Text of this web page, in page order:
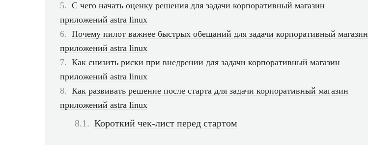
С чего начать оценку решения для задачи корпоративный магазин
приложений astra linux
Почему пилот важнее быстрых обещаний для задачи корпоративный магазин
приложений astra linux
Как снизить риски при внедрении для задачи корпоративный магазин
приложений astra linux
Как развивать решение после старта для задачи корпоративный магазин
приложений astra linux
Короткий чек-лист перед стартом